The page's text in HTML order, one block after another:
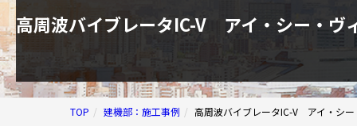
高周波バイブレータIC-V アイ・シー・ヴ
TOP 建機部：施工事例 高周波バイブレータIC-V アイ・シ